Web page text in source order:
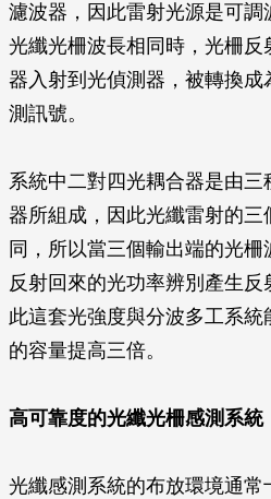
濾波器，因此雷射光源是可
光纖光柵波長相同時，光柵
器入射到光偵測器，被轉換
測訊號。
系統中二對四光耦合器是由
器所組成，因此光纖雷射的三
同，所以當三個輸出端的光
反射回來的光功率辨別產生
此這套光強度與分波多工系
的容量提高三倍。
高可靠度的光纖光柵感測系統
光纖感測系統的布放環境通